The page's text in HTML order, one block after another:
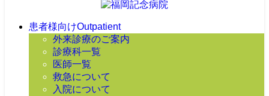
患者様向けOutpatient
外来診療のご案内
診療科一覧
医師一覧
救急について
入院について